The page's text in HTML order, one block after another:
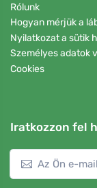
Rólunk
Hogyan mérjük a
Nyilatkozat a sütik
Személyes adatok
Cookies
Iratkozzon fel